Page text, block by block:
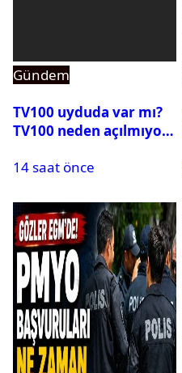
Gündem
TV100 uyduda var mı?
TV100 neden açılmıyor?
14 saat önce